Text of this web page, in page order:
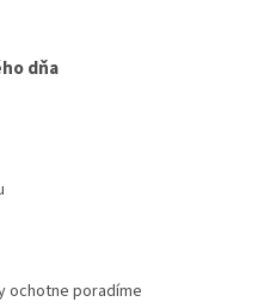
dňa
ochotne poradíme